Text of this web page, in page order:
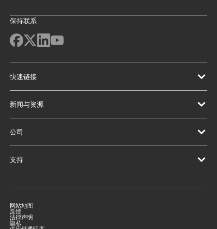
保持联系
快速链接
新闻与资源
公司
支持
网站地图
反馈
法律声明
隐私